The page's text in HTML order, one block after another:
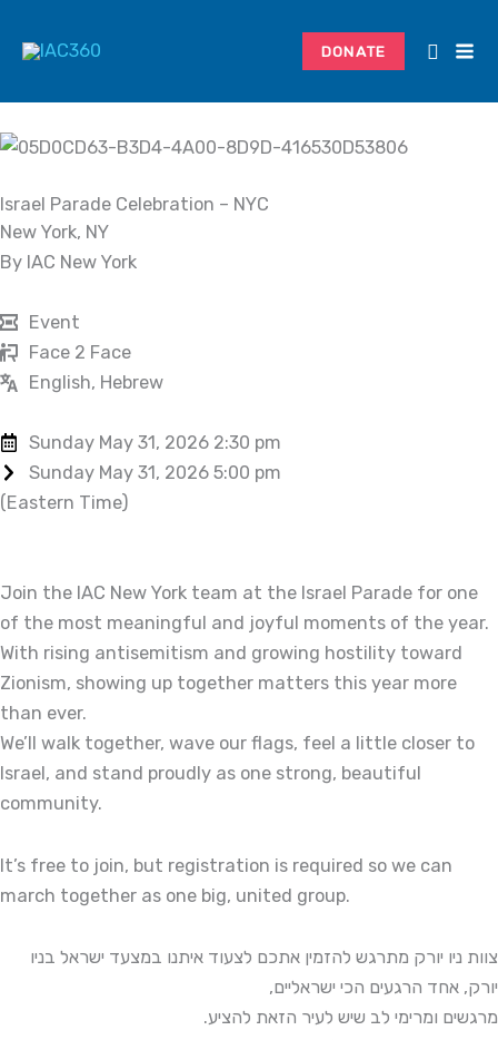
DONATE
Israel Parade Celebration – NYC
New York, NY
By IAC New York
Event
Face 2 Face
English, Hebrew
Sunday May 31, 2026 2:30 pm
Sunday May 31, 2026 5:00 pm
(Eastern Time)
Join the IAC New York team at the Israel Parade for one
of the most meaningful and joyful moments of the year.
With rising antisemitism and growing hostility toward
Zionism, showing up together matters this year more
than ever.
We’ll walk together, wave our flags, feel a little closer to
Israel, and stand proudly as one strong, beautiful
community.
It’s free to join, but registration is required so we can
march together as one big, united group.
צוות ניו יורק מתרגש להזמין אתכם לצעוד איתנו במצעד ישראל בניו
יורק, אחד הרגעים הכי ישראליים,
מרגשים ומרימי לב שיש לעיר הזאת להציע.